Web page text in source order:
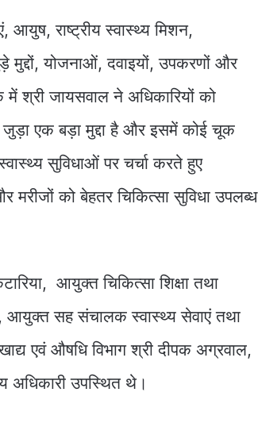
आयुष, राष्ट्रीय स्वास्थ्य मिशन,
मुद्दों, योजनाओं, दवाइयों, उपकरणों और
में श्री जायसवाल ने अधिकारियों को
जुड़ा एक बड़ा मुद्दा है और इसमें कोई चूक
सुविधाओं पर चर्चा करते हुए
मरीजों को बेहतर चिकित्सा सुविधा उपलब्ध
आयुक्त चिकित्सा शिक्षा तथा
आयुक्त सह संचालक स्वास्थ्य सेवाएं तथा
एवं औषधि विभाग श्री दीपक अग्रवाल,
अधिकारी उपस्थित थे।